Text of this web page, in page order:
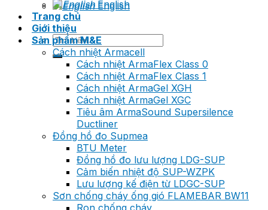
English
Tìm
kiếm:
English
Trang chủ
Giới thiệu
Sản phẩm M&E
Cách nhiệt Armacell
Cách nhiệt ArmaFlex Class 0
Cách nhiệt ArmaFlex Class 1
Cách nhiệt ArmaGel XGH
Cách nhiệt ArmaGel XGC
Tiêu âm ArmaSound Supersilence
Ductliner
Đồng hồ đo Supmea
BTU Meter
Đồng hồ đo lưu lượng LDG-SUP
Cảm biến nhiệt độ SUP-WZPK
Lưu lượng kế điện từ LDGC-SUP
Sơn chống cháy ống gió FLAMEBAR BW11